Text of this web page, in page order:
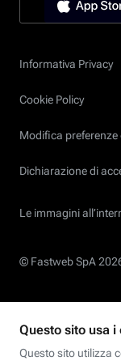
Informativa Privacy
Cookie Policy
Modifica preferenze
Dichiarazione di
Le immagini
© Fastweb SpA